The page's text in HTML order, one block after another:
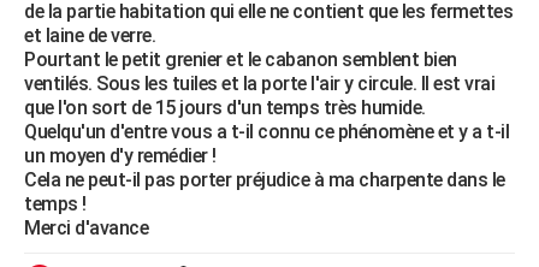
GUIDES D'ACHAT
BONS PLANS
CARTE DE VOEUX
Carte de Noël
Carte Bonne année
Carte Saint-Valentin
Carte Pâques
Carte d'anniversaire
DICTIONNAIRE
Dictionnaire
Biographies
Citations
Expressions
Proverbes
PROGRAMME TV
de la partie habitation qui elle ne contient que les fermettes
et laine de verre.
Pourtant le petit grenier et le cabanon semblent bien
ventilés. Sous les tuiles et la porte l'air y circule. Il est vrai
que l'on sort de 15 jours d'un temps très humide.
Quelqu'un d'entre vous a t-il connu ce phénomène et y a t-il
un moyen d'y remédier !
Cela ne peut-il pas porter préjudice à ma charpente dans le
temps !
Merci d'avance